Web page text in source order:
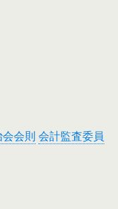
会則 会計監査委員